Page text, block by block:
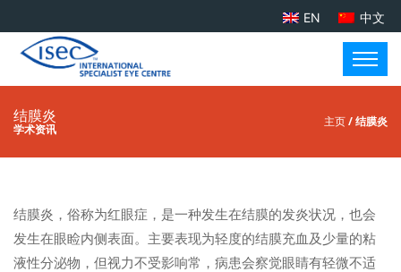
EN 中文
结膜炎
学术资讯
主页/ 结膜炎
结膜炎，俗称为红眼症，是一种发生在结膜的发炎状况，也会
发生在眼睑内侧表面。主要表现为轻度的结膜充血及少量的粘
液性分泌物，但视力不受影响常，病患会察觉眼睛有轻微不适